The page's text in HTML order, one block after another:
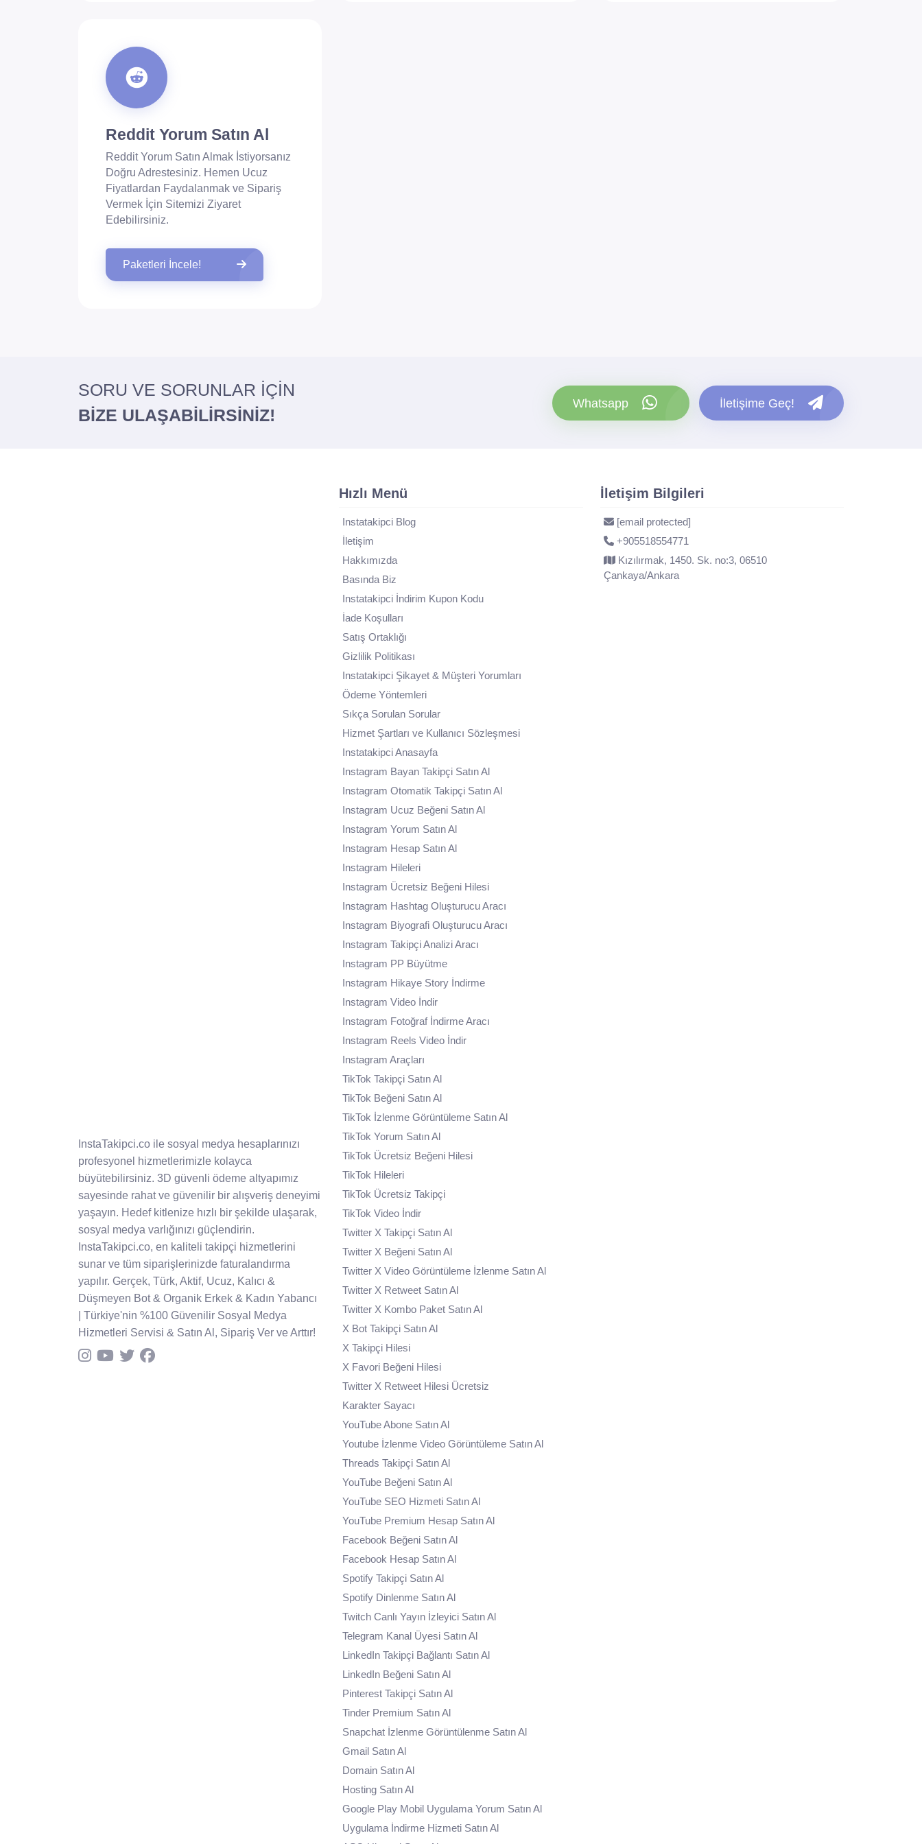
Reddit Yorum Satın Al
Reddit Yorum Satın Almak İstiyorsanız
Doğru Adrestesiniz. Hemen Ucuz
Fiyatlardan Faydalanmak ve Sipariş
Vermek İçin Sitemizi Ziyaret
Edebilirsiniz.
Paketleri İncele!
SORU VE SORUNLAR İÇİN
BİZE ULAŞABİLİRSİNİZ!
Whatsapp İletişime Geç!
InstaTakipci.co ile sosyal medya hesaplarınızı
profesyonel hizmetlerimizle kolayca
büyütebilirsiniz. 3D güvenli ödeme altyapımız
sayesinde rahat ve güvenilir bir alışveriş deneyimi
yaşayın. Hedef kitlenize hızlı bir şekilde ulaşarak,
sosyal medya varlığınızı güçlendirin.
InstaTakipci.co, en kaliteli takipçi hizmetlerini
sunar ve tüm siparişlerinizde faturalandırma
yapılır. Gerçek, Türk, Aktif, Ucuz, Kalıcı &
Düşmeyen Bot & Organik Erkek & Kadın Yabancı
| Türkiye'nin %100 Güvenilir Sosyal Medya
Hizmetleri Servisi & Satın Al, Sipariş Ver ve Arttır!
Hızlı Menü
Instatakipci Blog
İletişim
Hakkımızda
Basında Biz
Instatakipci İndirim Kupon Kodu
İade Koşulları
Satış Ortaklığı
Gizlilik Politikası
Instatakipci Şikayet & Müşteri Yorumları
Ödeme Yöntemleri
Sıkça Sorulan Sorular
Hizmet Şartları ve Kullanıcı Sözleşmesi
Instatakipci Anasayfa
Instagram Bayan Takipçi Satın Al
Instagram Otomatik Takipçi Satın Al
Instagram Ucuz Beğeni Satın Al
Instagram Yorum Satın Al
Instagram Hesap Satın Al
Instagram Hileleri
Instagram Ücretsiz Beğeni Hilesi
Instagram Hashtag Oluşturucu Aracı
Instagram Biyografi Oluşturucu Aracı
Instagram Takipçi Analizi Aracı
Instagram PP Büyütme
Instagram Hikaye Story İndirme
Instagram Video İndir
Instagram Fotoğraf İndirme Aracı
Instagram Reels Video İndir
Instagram Araçları
TikTok Takipçi Satın Al
TikTok Beğeni Satın Al
TikTok İzlenme Görüntüleme Satın Al
TikTok Yorum Satın Al
TikTok Ücretsiz Beğeni Hilesi
TikTok Hileleri
TikTok Ücretsiz Takipçi
TikTok Video İndir
Twitter X Takipçi Satın Al
Twitter X Beğeni Satın Al
Twitter X Video Görüntüleme İzlenme Satın Al
Twitter X Retweet Satın Al
Twitter X Kombo Paket Satın Al
X Bot Takipçi Satın Al
X Takipçi Hilesi
X Favori Beğeni Hilesi
Twitter X Retweet Hilesi Ücretsiz
Karakter Sayacı
YouTube Abone Satın Al
Youtube İzlenme Video Görüntüleme Satın Al
Threads Takipçi Satın Al
YouTube Beğeni Satın Al
YouTube SEO Hizmeti Satın Al
YouTube Premium Hesap Satın Al
Facebook Beğeni Satın Al
Facebook Hesap Satın Al
Spotify Takipçi Satın Al
Spotify Dinlenme Satın Al
Twitch Canlı Yayın İzleyici Satın Al
Telegram Kanal Üyesi Satın Al
LinkedIn Takipçi Bağlantı Satın Al
LinkedIn Beğeni Satın Al
Pinterest Takipçi Satın Al
Tinder Premium Satın Al
Snapchat İzlenme Görüntülenme Satın Al
Gmail Satın Al
Domain Satın Al
Hosting Satın Al
Google Play Mobil Uygulama Yorum Satın Al
Uygulama İndirme Hizmeti Satın Al
İletişim Bilgileri
[email protected]
+905518554771
Kızılırmak, 1450. Sk. no:3, 06510
Çankaya/Ankara